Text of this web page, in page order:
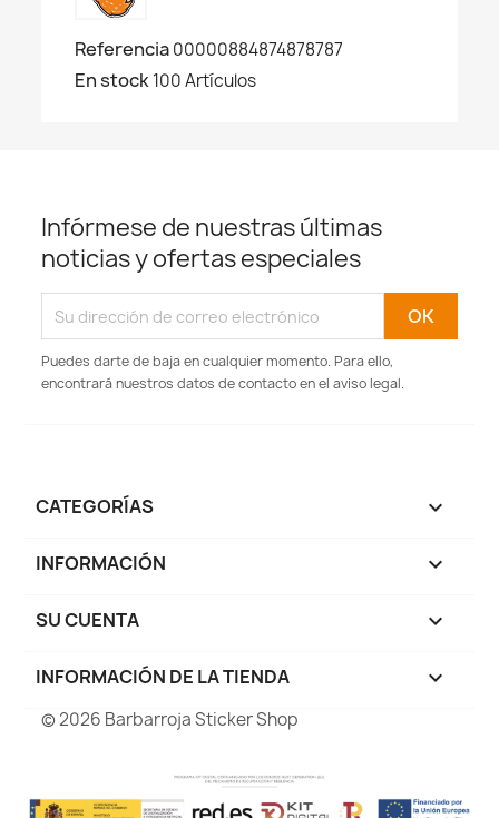
Referencia00000884874878787
En stock100 Artículos
Infórmese de nuestras últimas
noticias y ofertas especiales
Puedes darte de baja en cualquier momento. Para ello,
encontrará nuestros datos de contacto en el aviso legal.
CATEGORÍAS 
INFORMACIÓN 
SU CUENTA 
INFORMACIÓN DE LA TIENDA keyboard_arrow_down
© 2026 Barbarroja Sticker Shop